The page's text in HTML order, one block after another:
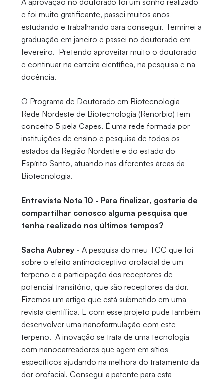
A aprovação no doutorado foi um sonho realizado
e foi muito gratificante, passei muitos anos
estudando e trabalhando para conseguir. Terminei a
graduação em janeiro e passei no doutorado em
fevereiro. Pretendo aproveitar muito o doutorado
e continuar na carreira científica, na pesquisa e na
docência.
O Programa de Doutorado em Biotecnologia –
Rede Nordeste de Biotecnologia (Renorbio) tem
conceito 5 pela Capes. É uma rede formada por
instituições de ensino e pesquisa de todos os
estados da Região Nordeste e do estado do
Espírito Santo, atuando nas diferentes áreas da
Biotecnologia.
Entrevista Nota 10 - Para finalizar, gostaria de
compartilhar conosco alguma pesquisa que
tenha realizado nos últimos tempos?
Sacha Aubrey - A pesquisa do meu TCC que foi
sobre o efeito antinociceptivo orofacial de um
terpeno e a participação dos receptores de
potencial transitório, que são receptores da dor.
Fizemos um artigo que está submetido em uma
revista científica. E com esse projeto pude também
desenvolver uma nanoformulação com este
terpeno. A inovação se trata de uma tecnologia
com nanocarreadores que agem em sítios
específicos ajudando na melhora do tratamento da
dor orofacial. Consegui a patente para esta